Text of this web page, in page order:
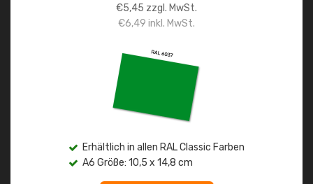
€5,45 zzgl. MwSt.
€6,49 inkl. MwSt.
Erhältlich in allen RAL Classic Farben
A6 Größe: 10,5 x 14,8 cm